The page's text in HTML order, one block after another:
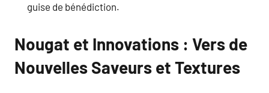
guise de bénédiction.
Nougat et Innovations : Vers de
Nouvelles Saveurs et Textures